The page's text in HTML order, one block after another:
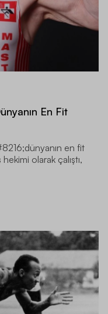
En Fit
en fit
olarak çalıştı,